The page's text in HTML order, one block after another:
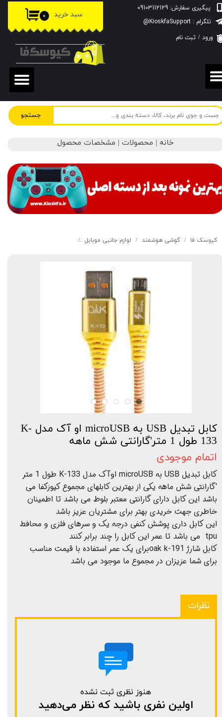
جستجو
پیگیری سفارش: 09103112129
۰ سبد خرید
ورود / ثبت نام
حساب کاربری من
تغییر گذر واژه
سفارشات
خروج از حساب کاربری
تلگرام : KioskfaSupport@
خانه | محصولات | مشخصات محصول
کیوسک‌ فا گوشی هوشمند لوازم جانبی موبایل
کابل تبدیل USB به microUSB او آک مدل K-
133 طول 1 متر'گارانتی شش ماهه
اتمام موجودی
کابل تبدیل USB به microUSB اوآک مدل K-133 طول 1 متر
'گارانتی شش ماهه یکی از بهترین کابلهای مجموع کیوزکفا می
باشد این کابل دارای گارانتی معتبر بلوط می باشد تا اطمینان
خاطری جهت خریدی بهتر برای مشتریان عزیز باشد
این کابل داری پوشش کنفی درجه یک و سرهای فلزی و محافط
tpu می باشد تا عمر این کابل را چند برابر کنند
کابل شارژ oak k-191برای یک عمر استفاده با قیمت مناسب
برای شما عزیزان در مجموع ما موجود می باشد
نظرات
هنوز نظری ثبت نشده
اولین نفری باشید که نظر می‌دهید